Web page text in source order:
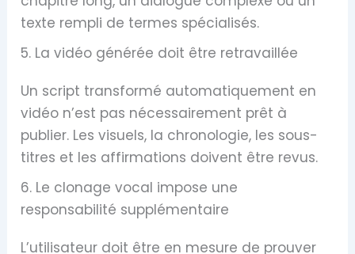
texte rempli de termes spécialisés.
5. La vidéo générée doit être retravaillée
Un script transformé automatiquement en
vidéo n’est pas nécessairement prêt à
publier. Les visuels, la chronologie, les sous-
titres et les affirmations doivent être revus.
6. Le clonage vocal impose une
responsabilité supplémentaire
L’utilisateur doit être en mesure de prouver